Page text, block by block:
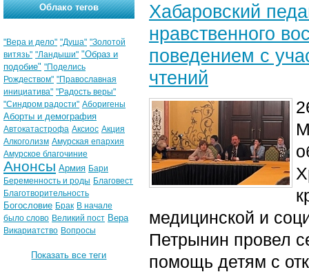
Хабаровский
нравственного
поведением с
чтений
медицинской и
Петрынин провел
помощь детям с
Облако тегов
"Вера и дело" "Душа" "Золотой
витязь" "Ландыши" "Образ и
подобие" "Поделись
Рождеством" "Православная
инициатива" "Радость веры"
"Синдром радости" Аборигены
Аборты и демография
Автокатастрофа Аксиос Акция
Алкоголизм Амурская епархия
Амурское благочиние
Анонсы Армия Бари
Беременность и роды Благовест
Благотворительность
Богословие Брак В начале
было слово Великий пост Вера
Викариатство Вопросы
Показать все теги